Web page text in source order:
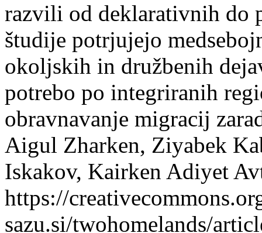
razvili od deklarativnih
študije potrjujejo
okoljskih in družbenih
potrebo po integriranih
obravnavanje migracij
Aigul Zharken, Ziyabek
Iskakov, Kairken Adiyet
https://
sazu.si/twohomelands/